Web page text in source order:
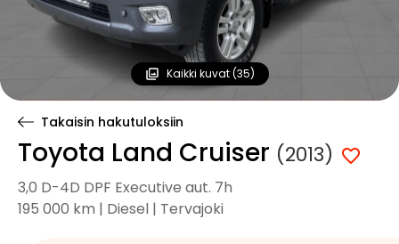
Kaikki kuvat (35)
Takaisin hakutuloksiin
Toyota Land Cruiser (2013)
3,0 D-4D DPF Executive aut. 7h
195 000 km | Diesel | Tervajoki